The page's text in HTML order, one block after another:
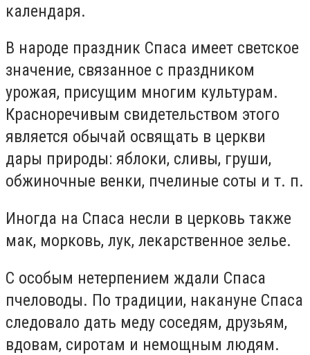
календаря.
В народе праздник Спаса имеет светское
значение, связанное с праздником
урожая, присущим многим культурам.
Красноречивым свидетельством этого
является обычай освящать в церкви
дары природы: яблоки, сливы, груши,
обжиночные венки, пчелиные соты и т. п.
Иногда на Спаса несли в церковь также
мак, морковь, лук, лекарственное зелье.
С особым нетерпением ждали Спаса
пчеловоды. По традиции, накануне Спаса
следовало дать меду соседям, друзьям,
вдовам, сиротам и немощным людям.